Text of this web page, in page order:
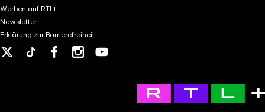
Werben auf RTL+
Newsletter
Erklärung zur Barrierefreiheit
Tiktok FacebookInstagram